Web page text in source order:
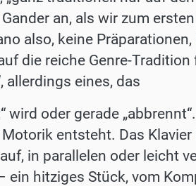
Gander an, als wir zum ersten
also, keine
die reiche Genre-
allerdings eines, das
wird oder gerade
Motorik entsteht. Das
in parallelen oder leicht
ein hitziges Stück, vom